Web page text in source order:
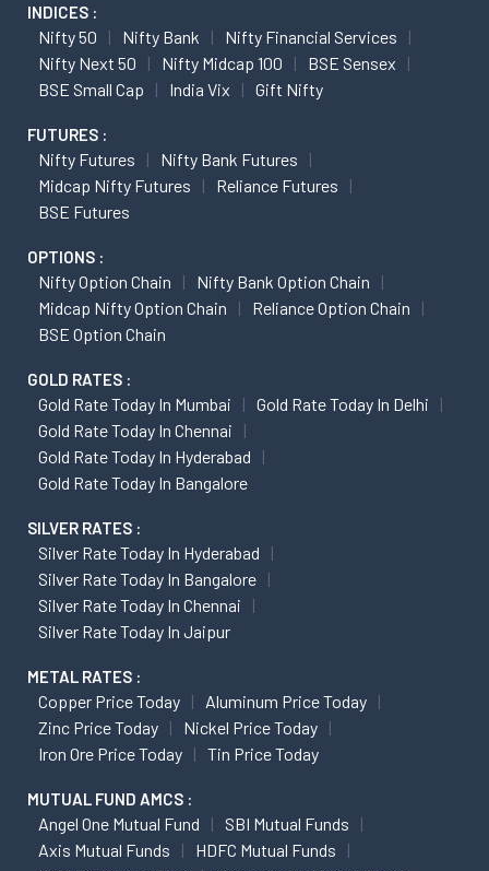
INDICES :
Nifty 50 Nifty Bank
Nifty Financial Services
Nifty Next 50
Nifty Midcap 100
BSE Sensex
BSE Small Cap
India Vix Gift Nifty
FUTURES :
Nifty Futures
Nifty Bank Futures
Midcap Nifty Futures
Reliance Futures
BSE Futures
OPTIONS :
Nifty Option Chain
Nifty Bank Option Chain
Midcap Nifty Option Chain
Reliance Option Chain
BSE Option Chain
GOLD RATES :
Gold Rate Today In Mumbai
Gold Rate Today In Delhi
Gold Rate Today In Chennai
Gold Rate Today In Hyderabad
Gold Rate Today In Bangalore
SILVER RATES :
Silver Rate Today In Hyderabad
Silver Rate Today In Bangalore
Silver Rate Today In Chennai
Silver Rate Today In Jaipur
METAL RATES :
Copper Price Today
Aluminum Price Today
Zinc Price Today
Nickel Price Today
Iron Ore Price Today
Tin Price Today
MUTUAL FUND AMCS :
Angel One Mutual Fund
SBI Mutual Funds
Axis Mutual Funds
HDFC Mutual Funds